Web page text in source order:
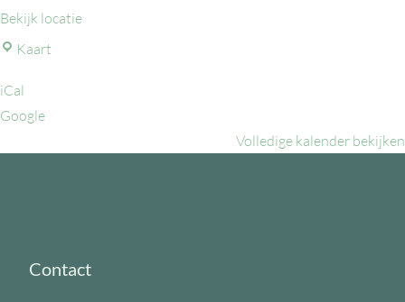
Bekijk locatie
Kaart
iCal
Google
Volledige kalender bekijken
Contact